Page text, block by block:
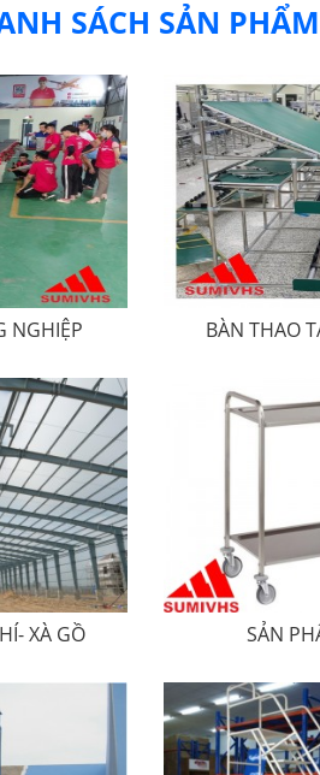
SÁCH SẢN PHẨM
NGHIỆP BÀN THAO
XÀ GỒ SẢN